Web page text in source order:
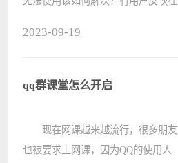
何解决鼠标滚轮失灵的问题吧。
2023-09-19
qq群课堂怎么开启
现在网课越来越流行，很多朋友
也被要求上网课，因为QQ的使用人